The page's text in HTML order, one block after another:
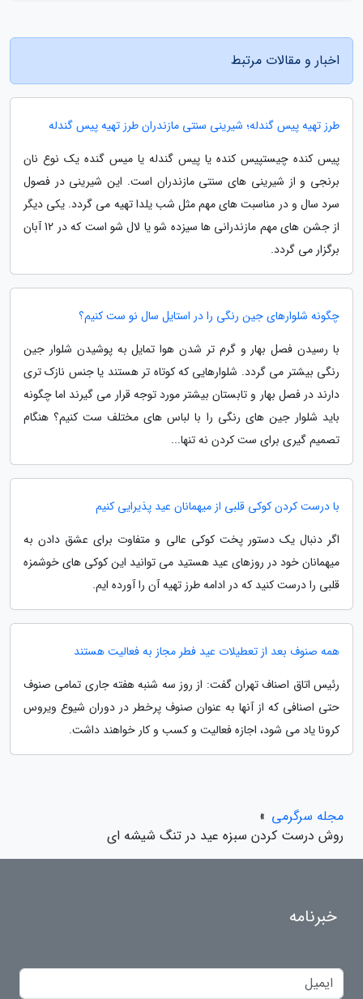
اخبار و مقالات مرتبط
طرز تهیه پیس گندله؛ شیرینی سنتی مازندران طرز تهیه پیس گندله
پیس کنده چیستپیس کنده یا پیس گندله یا میس گنده یک نوع نان
برنجی و از شیرینی های سنتی مازندران است. این شیرینی در فصول
سرد سال و در مناسبت های مهم مثل شب یلدا تهیه می گردد. یکی دیگر
از جشن های مهم مازندرانی ها سیزده شو یا لال شو است که در 12 آبان
برگزار می گردد.
چگونه شلوارهای جین رنگی را در استایل سال نو ست کنیم؟
با رسیدن فصل بهار و گرم تر شدن هوا تمایل به پوشیدن شلوار جین
رنگی بیشتر می گردد. شلوارهایی که کوتاه تر هستند یا جنس نازک تری
دارند در فصل بهار و تابستان بیشتر مورد توجه قرار می گیرند اما چگونه
باید شلوار جین های رنگی را با لباس های مختلف ست کنیم؟ هنگام
تصمیم گیری برای ست کردن نه تنها...
با درست کردن کوکی قلبی از میهمانان عید پذیرایی کنیم
اگر دنبال یک دستور پخت کوکی عالی و متفاوت برای عشق دادن به
میهمانان خود در روزهای عید هستید می توانید این کوکی های خوشمزه
قلبی را درست کنید که در ادامه طرز تهیه آن را آورده ایم.
همه صنوف بعد از تعطیلات عید فطر مجاز به فعالیت هستند
رئیس اتاق اصناف تهران گفت: از روز سه شنبه هفته جاری تمامی صنوف
حتی اصنافی که از آنها به عنوان صنوف پرخطر در دوران شیوع ویروس
کرونا یاد می شود، اجازه فعالیت و کسب و کار خواهند داشت.
مجله سرگرمی »
روش درست کردن سبزه عید در تنگ شیشه ای
خبرنامه